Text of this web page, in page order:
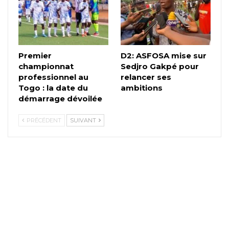
Premier
championnat
professionnel au
Togo : la date du
démarrage dévoilée
D2: ASFOSA mise sur
Sedjro Gakpé pour
relancer ses
ambitions
PRÉCÉDENT SUIVANT